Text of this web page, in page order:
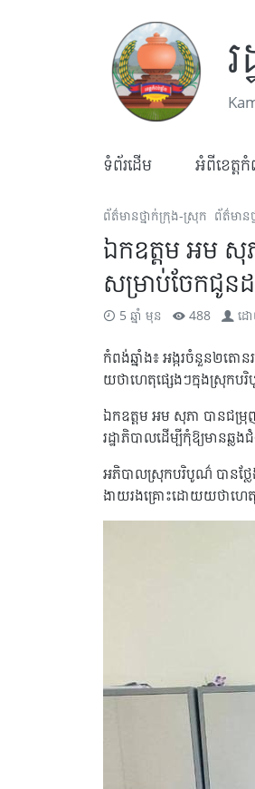
ទំព័រដើម អំពីខេត្តកំ
ព័ត៌មានថ្នាក់ក្រុង-ស្រុក ព័ត៌មានថ្
ឯកឧត្តម អម សុ
សម្រាប់ចែកជូន
5 ឆ្នាំ មុន 488 ដ
កំពង់ឆ្នាំង៖ អង្ករចំនួន២តោ
យថាហេតុផ្សេងៗក្នុងស្រុក
ឯកឧត្តម អម សុភា បានជម្រុញ
រដ្ឋាភិបាលដើម្បីកុំឱ្យមាន
អភិបាលស្រុកបរិបូណ៌ បានថ្ល
ងាយរងគ្រោះដោយយថាហេ